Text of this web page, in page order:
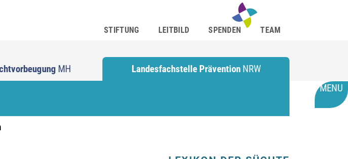
STIFTUNG LEITBILD SPENDEN TEAM
MH Landesfachstelle Prävention NRW
MENU